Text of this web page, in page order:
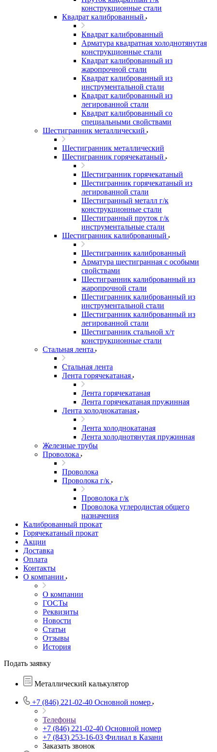
конструкционные стали
Квадрат калиброванный
Квадрат калиброванный
Арматура квадратная холоднотянутая
конструкционные стали
Квадрат калиброванный из
жаропрочной стали
Квадрат калиброванный из
инструментальной стали
Квадрат калиброванный из
легированной стали
Квадрат калиброванный со
специальными свойствами
Шестигранник металлический
Шестигранник металлический
Шестигранник горячекатаный
Шестигранник горячекатаный
Шестигранник горячекатаный из
легированной стали
Шестигранный металл г/к
конструкционные стали
Шестигранный пруток г/к
инструментальные стали
Шестигранник калиброванный
Шестигранник калиброванный
Арматура шестигранная с особыми
свойствами
Шестигранник калиброванный из
жаропрочной стали
Шестигранник калиброванный из
инструментальной стали
Шестигранник калиброванный из
легированной стали
Шестигранник стальной х/т
конструкционные стали
Стальная лента
Стальная лента
Лента горячекатаная
Лента горячекатаная
Лента горячекатаная пружинная
Лента холоднокатаная
Лента холоднокатаная
Лента холоднотянутая пружинная
Железные трубы
Проволока
Проволока
Проволока г/к
Проволока г/к
Проволока углеродистая общего
назначения
Калиброванный прокат
Горячекатаный прокат
Акции
Доставка
Оплата
Контакты
О компании
О компании
ГОСТы
Реквизиты
Новости
Статьи
Отзывы
История
Подать заявку
Металлический калькулятор
+7 (846) 221-02-40 Основной номер
Телефоны
+7 (846) 221-02-40 Основной номер
+7 (843) 253-16-03 Филиал в Казани
Заказать звонок